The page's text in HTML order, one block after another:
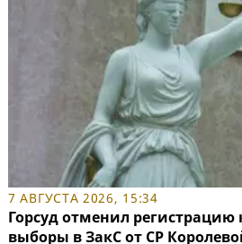
7 АВГУСТА 2026, 15:34
Горсуд отменил регистрацию
выборы в ЗакС от СР